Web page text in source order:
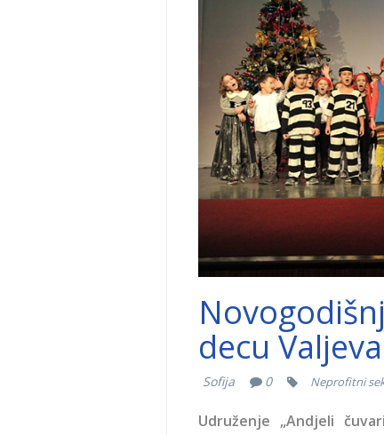
decu Valjeva
Sofija 0 Neprofitni
Udruženje „Andjeli